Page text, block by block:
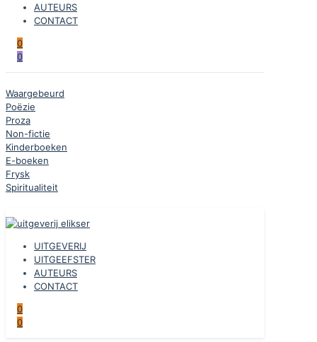
AUTEURS
CONTACT
0
0
Waargebeurd
Poëzie
Proza
Non-fictie
Kinderboeken
E-boeken
Frysk
Spiritualiteit
UITGEVERIJ
UITGEEFSTER
AUTEURS
CONTACT
0
0